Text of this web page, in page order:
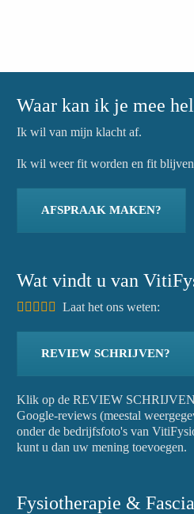
Waar kan ik je mee
Ik wil van mijn klacht af.
Ik wil weer fit worden en fit
AFSPRAAK MAKEN?
Wat vindt u van
Laat het ons weten:
REVIEW SCHRIJVEN?
Klik op de REVIEW
Google-reviews (meestal
onder de bedrijfsfoto's van
kunt u dan uw mening toevoegen.
Fysiotherapie &